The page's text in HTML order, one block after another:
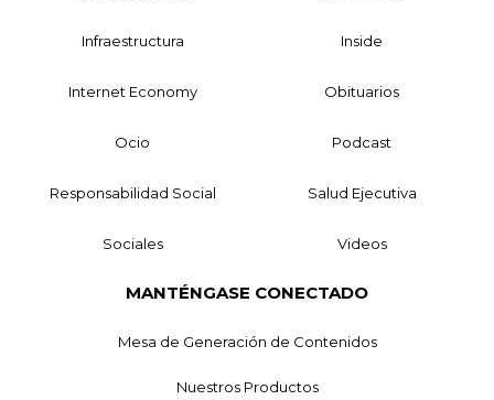
Infraestructura Inside
Internet Economy Obituarios
Ocio Podcast
Responsabilidad Social Salud Ejecutiva
Sociales Videos
MANTÉNGASE CONECTADO
Mesa de Generación de Contenidos
Nuestros Productos